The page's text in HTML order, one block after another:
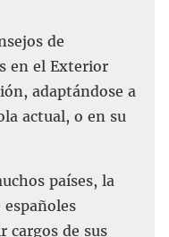
de
en el Exterior
adaptándose a
actual, o en su
países, la
cargos de sus